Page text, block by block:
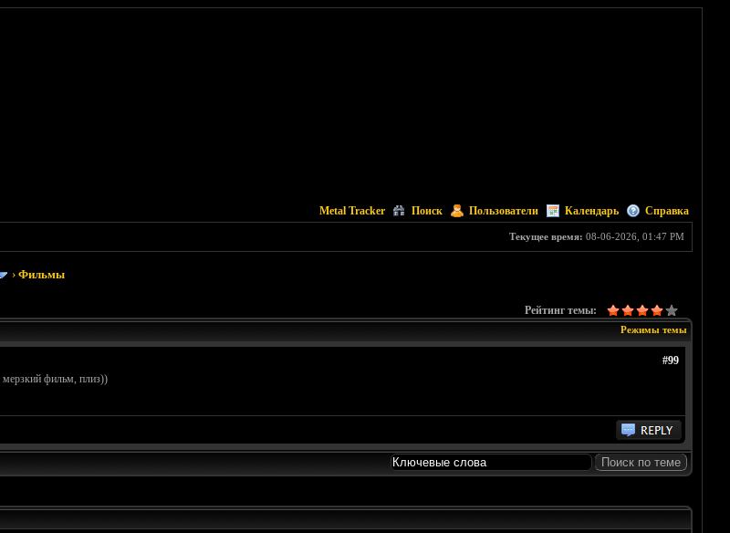
Metal Tracker Поиск Пользователи Календарь Справка
Текущее время: 08-06-2026, 01:47 PM
›Фильмы
Рейтинг темы:
Режимы темы
#99
фильм, плиз))